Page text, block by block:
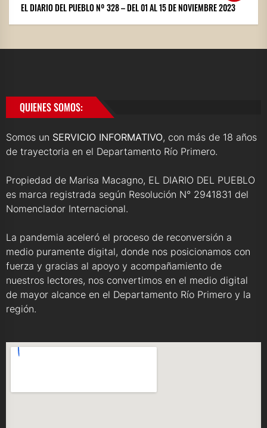
EL DIARIO DEL PUEBLO Nº 328 – DEL 01 AL 15 DE NOVIEMBRE 2023
QUIENES SOMOS:
Somos un SERVICIO INFORMATIVO, con más de 18 años
de trayectoria en el Departamento Río Primero.
Propiedad de Marisa Macagno, EL DIARIO DEL PUEBLO
es marca registrada según Resolución N° 2941831 del
Nomenclador Internacional.
La pandemia aceleró el proceso de reconversión a
medio puramente digital, donde nos posicionamos con
fuerza y gracias al apoyo y acompañamiento de
nuestros lectores, nos convertimos en el medio digital
de mayor alcance en el Departamento Río Primero y la
región.